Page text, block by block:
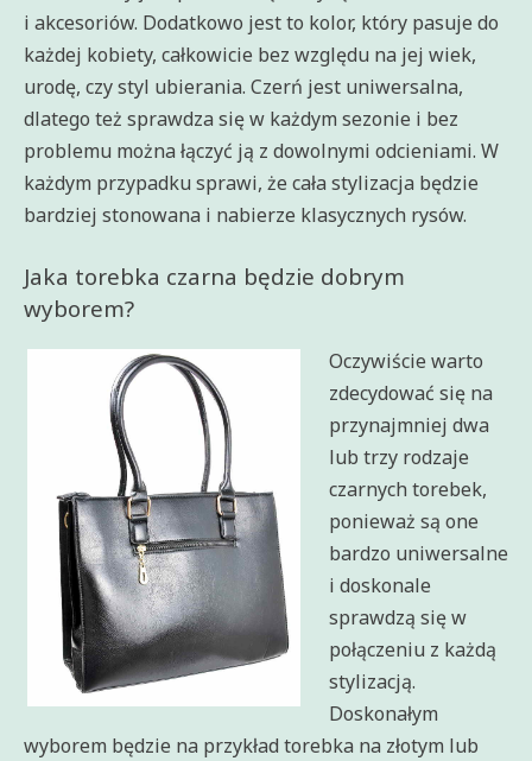
i akcesoriów. Dodatkowo jest to kolor, który pasuje do
każdej kobiety, całkowicie bez względu na jej wiek,
urodę, czy styl ubierania. Czerń jest uniwersalna,
dlatego też sprawdza się w każdym sezonie i bez
problemu można łączyć ją z dowolnymi odcieniami. W
każdym przypadku sprawi, że cała stylizacja będzie
bardziej stonowana i nabierze klasycznych rysów.
Jaka torebka czarna będzie dobrym
wyborem?
Oczywiście warto
zdecydować się na
przynajmniej dwa
lub trzy rodzaje
czarnych torebek,
ponieważ są one
bardzo uniwersalne
i doskonale
sprawdzą się w
połączeniu z każdą
stylizacją.
Doskonałym
wyborem będzie na przykład torebka na złotym lub